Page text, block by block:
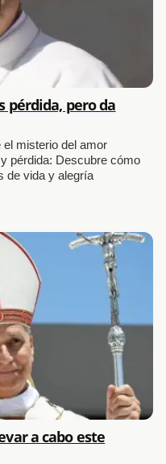
pérdida, pero da
el misterio del amor
pérdida: Descubre cómo
de vida y alegría
a cabo este